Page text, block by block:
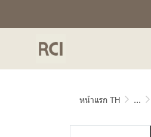
หน้าแรก TH ...